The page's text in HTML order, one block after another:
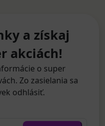
a získaj
akciách!
o super
Zo zasielania sa
odhlásiť.